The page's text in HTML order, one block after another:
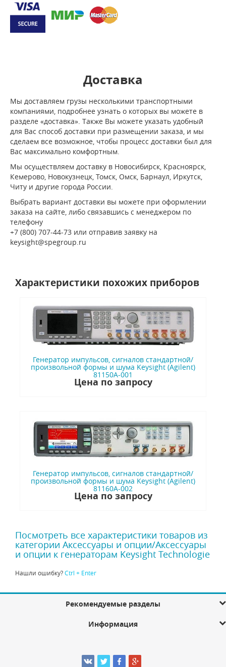
Доставка
Мы доставляем грузы несколькими транспортными
компаниями, подробнее узнать о которых вы можете в
разделе «доставка». Также Вы можете указать удобный
для Вас способ доставки при размещении заказа, и мы
сделаем все возможное, чтобы процесс доставки был для
Вас максимально комфортным.
Мы осуществляем доставку в Новосибирск, Красноярск,
Кемерово, Новокузнецк, Томск, Омск, Барнаул, Иркутск,
Читу и другие города России.
Выбрать вариант доставки вы можете при оформлении
заказа на сайте, либо связавшись с менеджером по
телефону
+7 (800) 707-44-73 или отправив заявку на
keysight@spegroup.ru
Характеристики похожих приборов
Генератор импульсов, сигналов стандартной/
произвольной формы и шума Keysight (Agilent)
81150A-001
Цена по запросу
Генератор импульсов, сигналов стандартной/
произвольной формы и шума Keysight (Agilent)
81160A-002
Цена по запросу
Посмотреть все характеристики товаров из
категории Аксессуары и опции/Аксессуары
и опции к генераторам Keysight Technologie
Нашли ошибку?Ctrl + Enter
Рекомендуемые разделы
Информация